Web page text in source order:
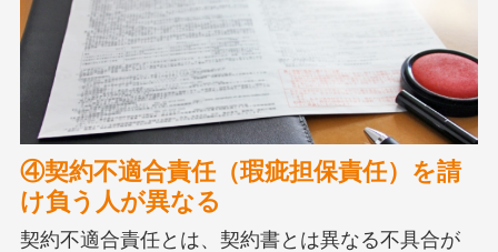
④契約不適合責任（瑕疵担保責任）を請
け負う人が異なる
契約不適合責任とは、契約書とは異なる不具合が